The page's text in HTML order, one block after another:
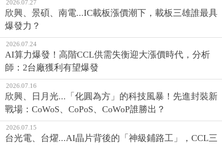
2026.07.27
欣興、景碩、南電...IC載板漲價潮下，載板三雄誰最具
爆發力？
2026.07.24
AI算力爆發！高階CCL供需失衡迎大漲價時代，分析
師：2台廠獲利有望爆發
2026.07.16
欣興、日月光...「化圓為方」的科技風暴！先進封裝新
戰場：CoWoS、CoPoS、CoWoP誰勝出？
2026.07.15
台光電、台燿...AI晶片背後的「神級鋪路工」，CCL三